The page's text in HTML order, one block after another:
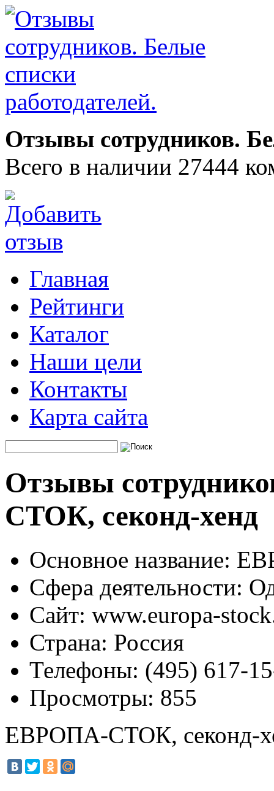
Отзывы сотрудников.
Всего в наличии 27444
Главная
Рейтинги
Каталог
Наши цели
Контакты
Карта сайта
Отзывы
СТОК, секонд-хенд
Основное название:
Сфера деятельности:
Сайт: www.europa-
Страна: Россия
Телефоны: (495) 617-
Просмотры: 855
ЕВРОПА-СТОК, секонд-